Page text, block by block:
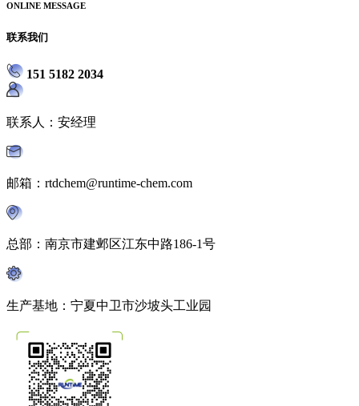
ONLINE MESSAGE
联系我们
151 5182 2034
联系人：安经理
邮箱：rtdchem@runtime-chem.com
总部：南京市建邺区江东中路186-1号
生产基地：宁夏中卫市沙坡头工业园